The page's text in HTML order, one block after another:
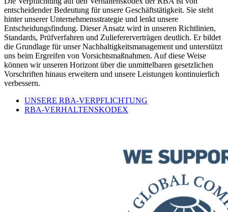
entscheidender Bedeutung für unsere Geschäftstätigkeit. Sie steht
hinter unserer Unternehmensstrategie und lenkt unsere
Entscheidungsfindung. Dieser Ansatz wird in unseren Richtlinien,
Standards, Prüfverfahren und Zuliefererverträgen deutlich. Er bildet
die Grundlage für unser Nachhaltigkeitsmanagement und unterstützt
uns beim Ergreifen von Vorsichtsmaßnahmen. Auf diese Weise
können wir unseren Horizont über die unmittelbaren gesetzlichen
Vorschriften hinaus erweitern und unsere Leistungen kontinuierlich
verbessern.
UNSERE RBA-VERPFLICHTUNG
RBA-VERHALTENSKODEX